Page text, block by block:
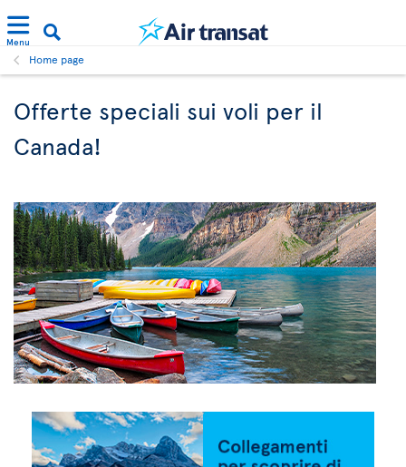
Menu
Home page
Offerte speciali sui voli per il
Canada!